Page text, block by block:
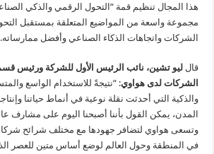
هذا المجال تنظيم قمة “التحول الرقمي والذكي
مجموعة واسعة من المواضيع المتعلقة بمستقبل
الشركات واتجاهات الذكاء الصناعي وأفضل ممارساته.
قال ليو تشين، نائب الرئيس الأول للشركة ورئيس
الشركات لدى هواوي: “نتيجةً للاستخدام الواسع
والذكية التي أحدثت نقلة نوعية في أنماط حياتنا
المدن، يمكن القول بأننا أصبحنا اليوم على مشارف
وتسعى هواوي لتضافر جهودها مع مختلف شرائح
في المنطقة وحول العالم لوضع أساس متين للعصر